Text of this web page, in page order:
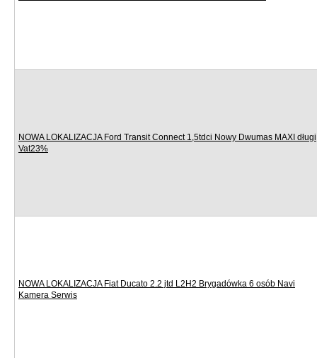
NOWA LOKALIZACJA Ford Transit Connect 1,5tdci Nowy Dwumas MAXI długi
Vat23%
NOWA LOKALIZACJA Fiat Ducato 2.2 jtd L2H2 Brygadówka 6 osób Navi
Kamera Serwis